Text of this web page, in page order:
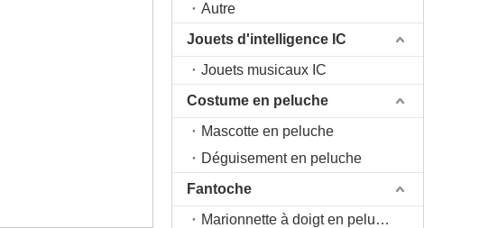
Autre
Jouets d'intelligence IC
Jouets musicaux IC
Costume en peluche
Mascotte en peluche
Déguisement en peluche
Fantoche
Marionnette à doigt en peluche